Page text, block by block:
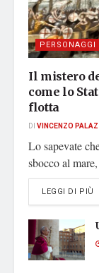
PERSONAGGI
Il mistero
come lo
flotta
DI VINCENZO
Lo sapevate
sbocco al
LEGGI DI PIÙ